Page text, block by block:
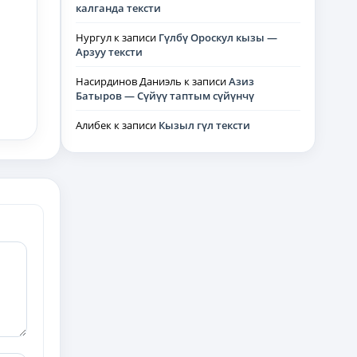
калганда тексти
Нургул к записи Гүлбү Ороскул кызы —
Арзуу тексти
Насирдинов Даниэль к записиАзиз
Батыров — Сүйүү таптым сүйүнчү
Алибек к записи Кызыл гүл тексти